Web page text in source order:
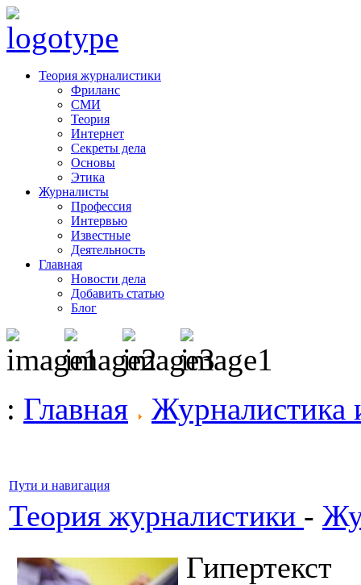
Теория журналистики
Фриланс
СМИ
Теория
Интернет
Секреты дела
Основы
Этика
Журналисты
Профессия
Интервью
Известные
Деятельность
Главная
Новости дела
Добавить статью
Блог
: Главная Журналистика
Пути и навигация
Теория журналистики -